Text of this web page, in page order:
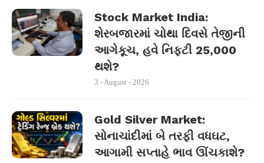
Stock Market India:
શેરબજારમાં ચોથા દિવસે તેજીની
આગેકૂચ, હવે નિફ્ટી 25,000
થશે?
3 - August - 2026
Gold Silver Market:
સોનાચાંદીમાં બે તરફી વધઘટ,
આગામી સપ્તાહે ભાવ ઊંચકાશે?